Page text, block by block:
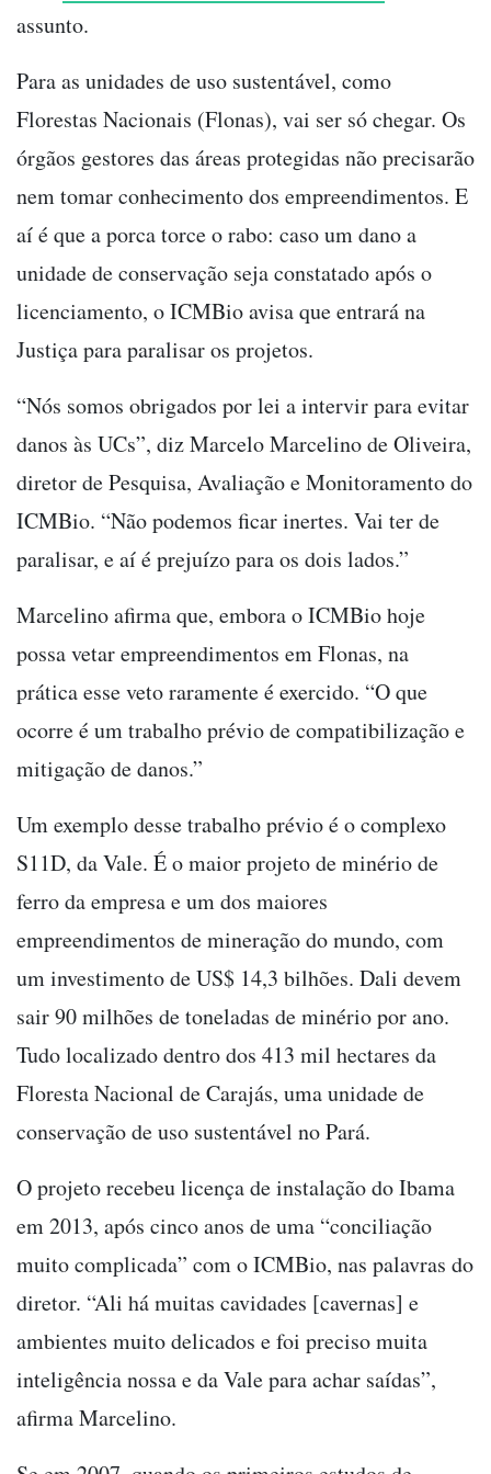
assunto.
Para as unidades de uso sustentável, como
Florestas Nacionais (Flonas), vai ser só chegar. Os
órgãos gestores das áreas protegidas não precisarão
nem tomar conhecimento dos empreendimentos. E
aí é que a porca torce o rabo: caso um dano a
unidade de conservação seja constatado após o
licenciamento, o ICMBio avisa que entrará na
Justiça para paralisar os projetos.
“Nós somos obrigados por lei a intervir para evitar
danos às UCs”, diz Marcelo Marcelino de Oliveira,
diretor de Pesquisa, Avaliação e Monitoramento do
ICMBio. “Não podemos ficar inertes. Vai ter de
paralisar, e aí é prejuízo para os dois lados.”
Marcelino afirma que, embora o ICMBio hoje
possa vetar empreendimentos em Flonas, na
prática esse veto raramente é exercido. “O que
ocorre é um trabalho prévio de compatibilização e
mitigação de danos.”
Um exemplo desse trabalho prévio é o complexo
S11D, da Vale. É o maior projeto de minério de
ferro da empresa e um dos maiores
empreendimentos de mineração do mundo, com
um investimento de US$ 14,3 bilhões. Dali devem
sair 90 milhões de toneladas de minério por ano.
Tudo localizado dentro dos 413 mil hectares da
Floresta Nacional de Carajás, uma unidade de
conservação de uso sustentável no Pará.
O projeto recebeu licença de instalação do Ibama
em 2013, após cinco anos de uma “conciliação
muito complicada” com o ICMBio, nas palavras do
diretor. “Ali há muitas cavidades [cavernas] e
ambientes muito delicados e foi preciso muita
inteligência nossa e da Vale para achar saídas”,
afirma Marcelino.